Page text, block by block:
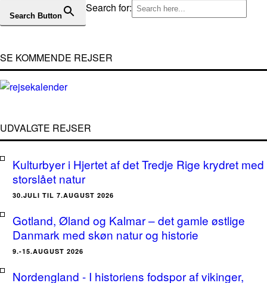
Search for:
Search Button
SE KOMMENDE REJSER
UDVALGTE REJSER
Kulturbyer i Hjertet af det Tredje Rige krydret med
storslået natur
30.JULI TIL 7.AUGUST 2026
Gotland, Øland og Kalmar – det gamle østlige
Danmark med skøn natur og historie
9.-15.AUGUST 2026
Nordengland - I historiens fodspor af vikinger,